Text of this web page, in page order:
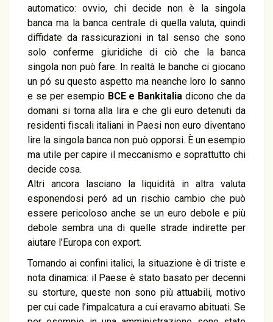
automatico: ovvio, chi decide non è la singola
banca ma la banca centrale di quella valuta, quindi
diffidate da rassicurazioni in tal senso che sono
solo conferme giuridiche di ciò che la banca
singola non può fare. In realtà le banche ci giocano
un pó su questo aspetto ma neanche loro lo sanno
e se per esempio BCE e Bankitalia dicono che da
domani si torna alla lira e che gli euro detenuti da
residenti fiscali italiani in Paesi non euro diventano
lire la singola banca non può opporsi. È un esempio
ma utile per capire il meccanismo e soprattutto chi
decide cosa.
Altri ancora lasciano la liquidità in altra valuta
esponendosi peró ad un rischio cambio che può
essere pericoloso anche se un euro debole e più
debole sembra una di quelle strade indirette per
aiutare l’Europa con export.
Tornando ai confini italici, la situazione è di triste e
nota dinamica: il Paese è stato basato per decenni
su storture, queste non sono più attuabili, motivo
per cui cade l’impalcatura a cui eravamo abituati. Se